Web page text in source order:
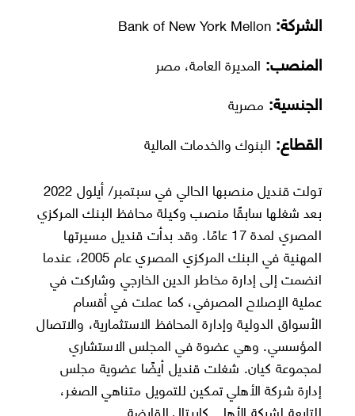
الشركة:Bank of New York Mellon
المنصب: المديرة العامة، مصر
الجنسية: مصرية
القطاع: البنوك والخدمات المالية
تولت قنديل منصبها الحالي في سبتمبر/ أيلول 2022
بعد شغلها سابقًا منصب وكيلة محافظ البنك المركزي
المصري لمدة 17 عامًا. وقد بدأت قنديل مسيرتها
المهنية في البنك المركزي المصري عام 2005، عندما
انضمت إلى إدارة مخاطر الدين الخارجي وشاركت في
عملية الإصلاح المصرفي، كما عملت في أقسام
الأسواق الدولية وإدارة المحافظ الاستثمارية، والاتصال
المؤسسي. وهي عضوة في المجلس الاستشاري
لمجموعة كيان. شغلت قنديل أيضًا عضوية مجلس
إدارة شركة الأهلي تمكين للتمويل متناهي الصغر،
التابعة لشركة الأهلي كابيتال القابضة.